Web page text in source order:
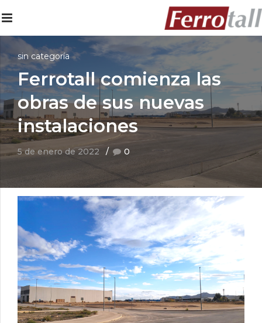
sin categoría
Ferrotall comienza las
obras de sus nuevas
instalaciones
5 de enero de 2022 0